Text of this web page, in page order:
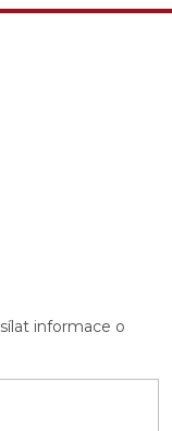
informace o